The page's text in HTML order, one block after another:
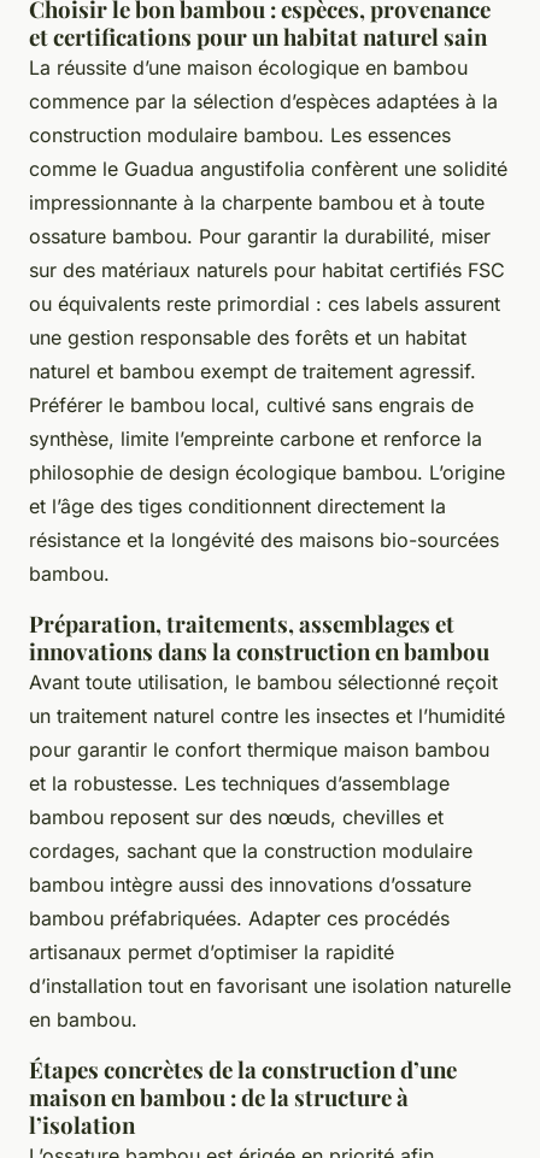
Choisir le bon bambou : espèces, provenance
et certifications pour un habitat naturel sain
La réussite d’une maison écologique en bambou
commence par la sélection d’espèces adaptées à la
construction modulaire bambou. Les essences
comme le Guadua angustifolia confèrent une solidité
impressionnante à la charpente bambou et à toute
ossature bambou. Pour garantir la durabilité, miser
sur des matériaux naturels pour habitat certifiés FSC
ou équivalents reste primordial : ces labels assurent
une gestion responsable des forêts et un habitat
naturel et bambou exempt de traitement agressif.
Préférer le bambou local, cultivé sans engrais de
synthèse, limite l’empreinte carbone et renforce la
philosophie de design écologique bambou. L’origine
et l’âge des tiges conditionnent directement la
résistance et la longévité des maisons bio-sourcées
bambou.
Préparation, traitements, assemblages et
innovations dans la construction en bambou
Avant toute utilisation, le bambou sélectionné reçoit
un traitement naturel contre les insectes et l’humidité
pour garantir le confort thermique maison bambou
et la robustesse. Les techniques d’assemblage
bambou reposent sur des nœuds, chevilles et
cordages, sachant que la construction modulaire
bambou intègre aussi des innovations d’ossature
bambou préfabriquées. Adapter ces procédés
artisanaux permet d’optimiser la rapidité
d’installation tout en favorisant une isolation naturelle
en bambou.
Étapes concrètes de la construction d’une
maison en bambou : de la structure à
l’isolation